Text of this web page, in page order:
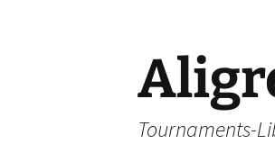
Tournaments-